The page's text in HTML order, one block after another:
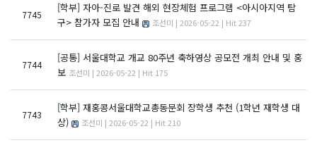
7745
[학부] 자아-진로 발견 해외 현장체험 프로그램 <아시아지역 탐
구> 참가자 모집 안내
조선미 | 2026-05-22 | Hit 237
7744
[공통] 서울대학교 개교 80주년 축하영상 공모전 개최 안내 및 홍
보 조선미 | 2026-05-22 | Hit 175
7743
[학부] 재홍콩서울대학교총동문회 장학생 추천 (1학년 재학생 대
상)
조선미 | 2026-05-22 | Hit 210